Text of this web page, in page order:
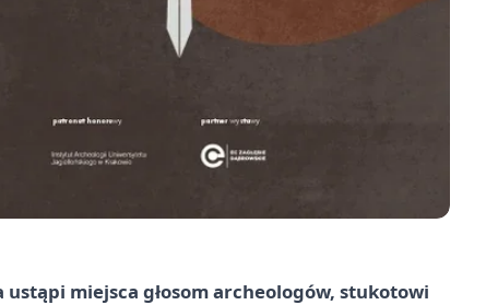
ustąpi miejsca głosom archeologów, stukotowi